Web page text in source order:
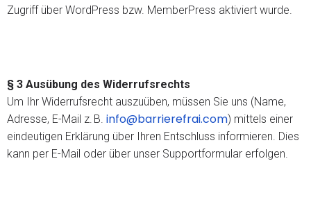
Zugriff über WordPress bzw. MemberPress aktiviert wurde.
§ 3 Ausübung des Widerrufsrechts
Um Ihr Widerrufsrecht auszuüben, müssen Sie uns (Name,
Adresse, E-Mail z. B. info@barrierefrai.com) mittels einer
eindeutigen Erklärung über Ihren Entschluss informieren. Dies
kann per E-Mail oder über unser Supportformular erfolgen.